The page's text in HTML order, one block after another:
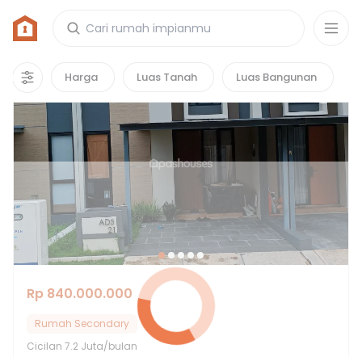
Harga Luas Tanah Luas Bangunan
Rumah di Grand Duta City
5properti
Rp 840.000.000
Rumah Secondary
Cicilan 7.2 Juta/bulan